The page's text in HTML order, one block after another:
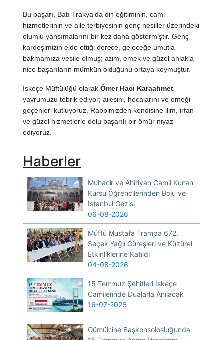
Bu başarı, Batı Trakya’da din eğitiminin, cami
hizmetlerinin ve aile terbiyesinin genç nesiller üzerindeki
olumlu yansımalarını bir kez daha göstermiştir. Genç
kardeşimizin elde ettiği derece, geleceğe umutla
bakmamıza vesile olmuş; azim, emek ve güzel ahlakla
nice başarıların mümkün olduğunu ortaya koymuştur.
İskeçe Müftülüğü olarak Ömer Hacı Karaahmet
yavrumuzu tebrik ediyor; ailesini, hocalarını ve emeği
geçenleri kutluyoruz. Rabbimizden kendisine ilim, irfan
ve güzel hizmetlerle dolu başarılı bir ömür niyaz
ediyoruz.
Haberler
Muhacir ve Ahiriyan Camii Kur’an
Kursu Öğrencilerinden Bolu ve
İstanbul Gezisi
06-08-2026
Müftü Mustafa Trampa 672.
Seçek Yağlı Güreşleri ve Kültürel
Etkinliklerine Katıldı
04-08-2026
15 Temmuz Şehitleri İskeçe
Camilerinde Dualarla Anılacak
16-07-2026
Gümülcine Başkonsolosluğunda